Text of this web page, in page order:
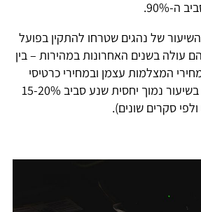
90%.
של נהגים שטרחו להתקין בפועל
עולה בשנים האחרונות במהירות – בין
המצלמות עצמן ובמחירי כרטיסי
הזיכרון – עדיין מדובר בשיעור נמוך יחסית שנע סביב 15-20%
סקרים שונים).